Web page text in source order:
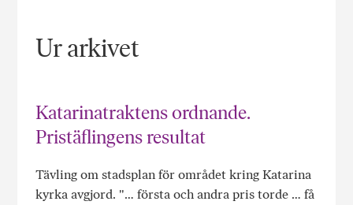
Ur arkivet
Katarinatraktens ordnande.
Pristäflingens resultat
Tävling om stadsplan för området kring Katarina
kyrka avgjord. "… första och andra pris torde … få